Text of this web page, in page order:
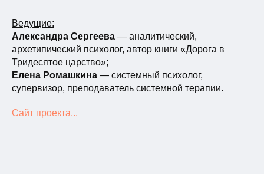
Ведущие:
Александра Сергеева — аналитический,
архетипический психолог, автор книги «Дорога в
Тридесятое царство»;
Елена Ромашкина — системный психолог,
супервизор, преподаватель системной терапии.
Сайт проекта...